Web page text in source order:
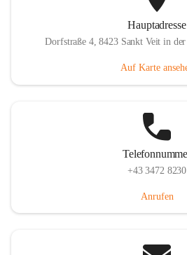
Hauptadresse
Dorfstraße 4, 8423 Sankt Veit in
Auf Karte
+43 3472 8230
Anrufen